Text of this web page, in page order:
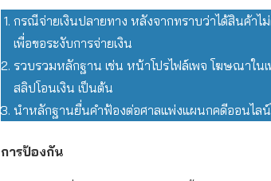
กรณีจ่ายเงินปลายทาง หลังจากทราบว่าได้สินค้
เพื่อขอระงับการจ่ายเงิน
รวบรวมหลักฐาน เช่น หน้าโปรไฟล์เพจ โฆษณาใ
สลิปโอนเงิน เป็นต้น
นำหลักฐานยื่นคำฟ้องต่อศาลแพ่งแผนกคดีออนไล
การป้องกัน